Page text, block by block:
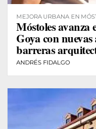
MEJORA URBANA EN
Móstoles avanza
Goya con
barreras
ANDRÉS FIDALGO